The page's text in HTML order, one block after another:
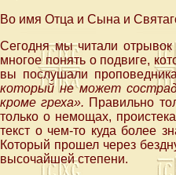
Во имя Отца и Сына и
Сегодня мы читали
многое понять о подвиге,
вы послушали
который не может
кроме греха». Правильно
только о немощах,
текст о чем-то куда более
Который прошел через
высочайшей степени.